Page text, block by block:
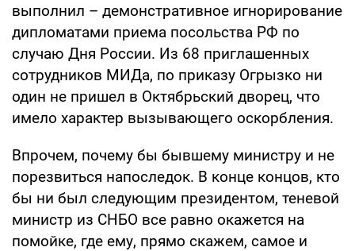
выполнил – демонстративное игнорирование
дипломатами приема посольства РФ по
случаю Дня России. Из 68 приглашенных
сотрудников МИДа, по приказу Огрызко ни
один не пришел в Октябрьский дворец, что
имело характер вызывающего оскорбления.
Впрочем, почему бы бывшему министру и не
порезвиться напоследок. В конце концов, кто
бы ни был следующим президентом, теневой
министр из СНБО все равно окажется на
помойке, где ему, прямо скажем, самое и